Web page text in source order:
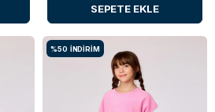
SEPETE EKLE
%50 İNDIRIM